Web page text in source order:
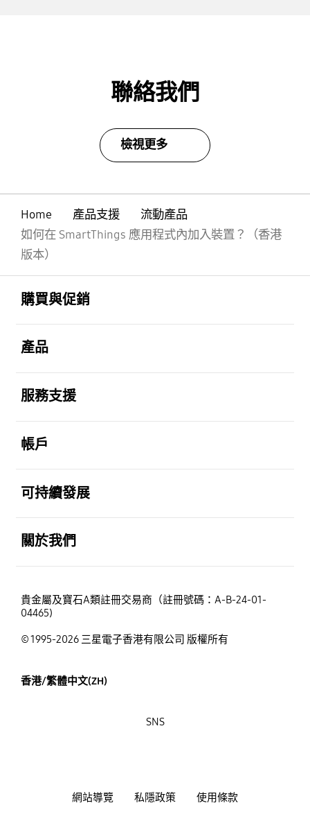
聯絡我們
檢視更多
Home 產品支援
流動產品
如何在 SmartThings 應用程式內加入裝置？（香港
版本）
購買與促銷
產品
服務支援
帳戶
可持續發展
關於我們
貴金屬及寶石A類註冊交易商（註冊號碼：A-B-24-01-
04465)
© 1995-2026 三星電子香港有限公司 版權所有
香港/繁體中文(ZH)
網站導覽 私隱政策 使用條款
SNS